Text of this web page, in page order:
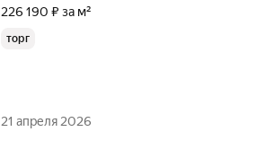
226 190 ₽ за м²
торг
21 апреля 2026